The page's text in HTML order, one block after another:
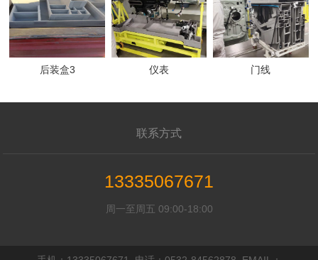
后装盒3 仪表 门线
联系方式
13335067671
周一至周五 09:00-18:00